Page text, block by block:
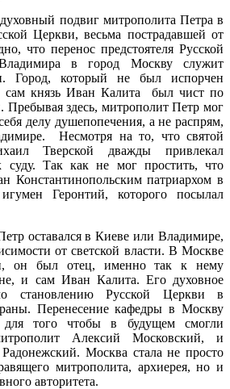
подвиг митрополита Петра в
Церкви, весьма пострадавшей от
что перенос предстоятеля Русской
в город Москву служит
Город, который не был испорчен
сам князь Иван Калита был чист по
Пребывая здесь, митрополит Петр мог
делу душепопечения, а не распрям,
Несмотря на то, что святой
Тверской дважды привлекал
суду. Так как не мог простить, что
Константинопольским патриархом в
Геронтий, которого посылал
оставался в Киеве или Владимире,
от светской власти. В Москве
он был отец, именно так к нему
и сам Иван Калита. Его духовное
становлению Русской Церкви в
Перенесение кафедры в Москву
того чтобы в будущем смогли
Алексий Московский, и
Москва стала не просто
митрополита, архиерея, но и
авторитета.